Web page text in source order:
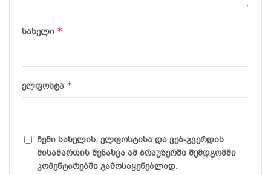
სახელი *
ელფოსტა *
ჩემი სახელის. ელფოსტისა და ვებ-გვერდის
მისამართის შენახვა ამ ბრაუზერში შემდგომში
კომენტარებში გამოსაყენებლად.